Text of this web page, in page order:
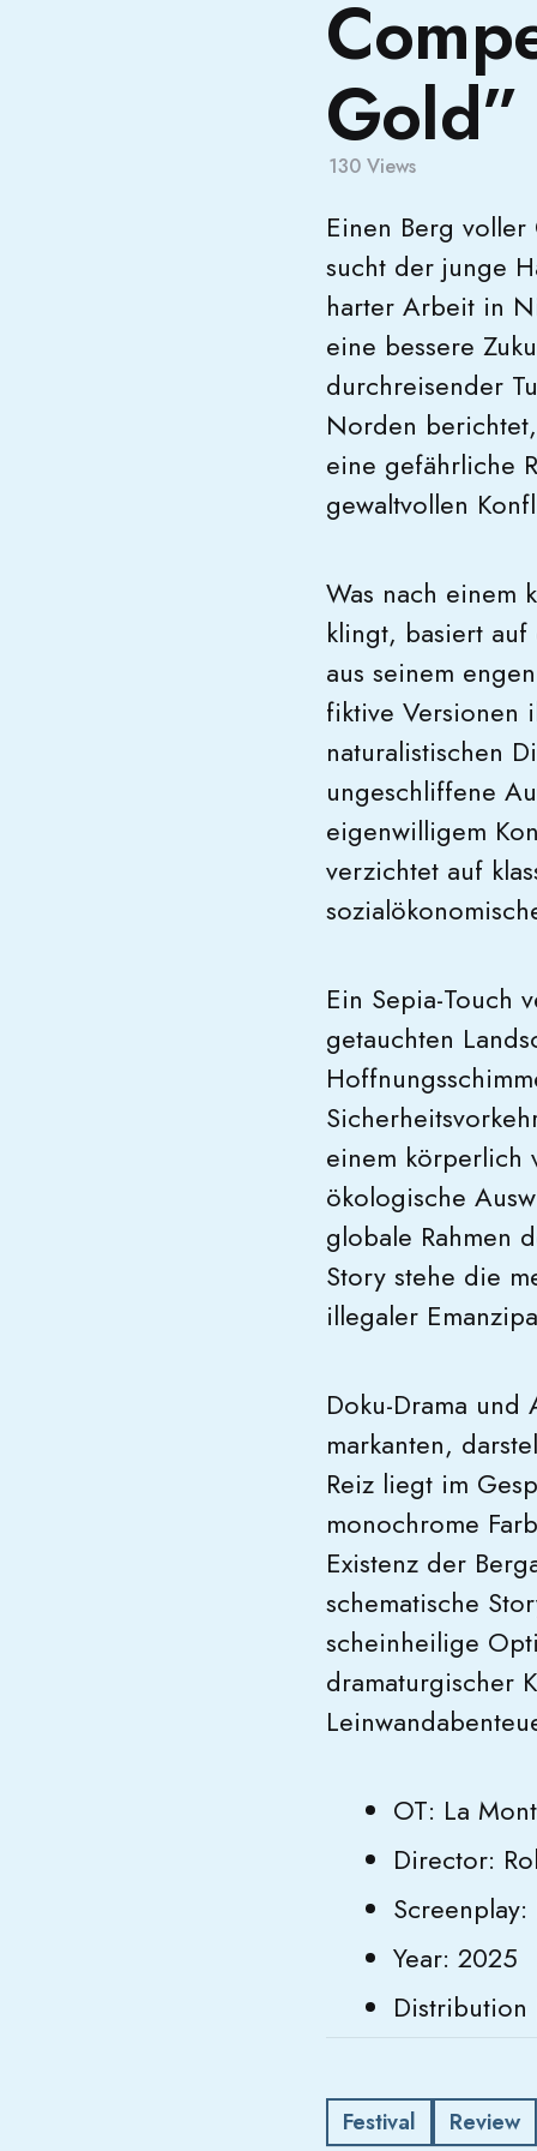
Gold”
130 Views
Einen Berg
sucht der junge
harter Arbeit in
eine bessere
durchreisender
Norden
eine gefährliche
gewaltvollen
Was nach einem
klingt, basiert auf
aus seinem
fiktive Versionen
naturalistischen
ungeschliffene
eigenwilligem
verzichtet auf
Ein Sepia-Touch
getauchten
einem körperlich
ökologische
globale Rahmen
Story stehe die
illegaler
Doku-Drama und
markanten,
Reiz liegt im
monochrome
Existenz der
schematische
scheinheilige
dramaturgischer
OT: La
Director:
Year: 2025
Festival Review